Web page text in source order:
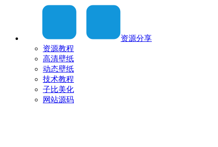
资源分享
资源教程
高清壁纸
动态壁纸
技术教程
子比美化
网站源码